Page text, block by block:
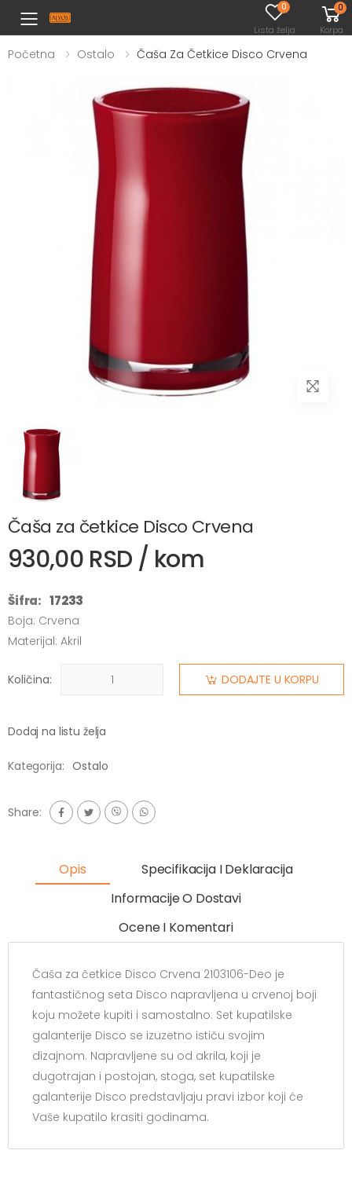
Toggle mobile menu
0
Lista želja
0
Korpa
Početna Ostalo Čaša Za Četkice Disco Crvena
Čaša za četkice Disco Crvena
930,00 RSD / kom
Šifra: 17233
Boja: Crvena
Materijal: Akril
Količina: DODAJTE U KORPU
Dodaj na listu želja
Kategorija: Ostalo
Share:
Opis
Specifikacija I Deklaracija
Informacije O Dostavi
Ocene I Komentari
Čaša za četkice Disco Crvena 2103106-Deo je
fantastičnog seta Disco napravljena u crvenoj boji
koju možete kupiti i samostalno. Set kupatilske
galanterije Disco se izuzetno ističu svojim
dizajnom. Napravljene su od akrila, koji je
dugotrajan i postojan, stoga, set kupatilske
galanterije Disco predstavljaju pravi izbor koji će
Vaše kupatilo krasiti godinama.